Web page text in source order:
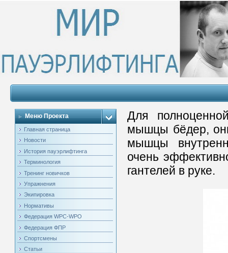
Меню Проекта
Главная страница
Новости
История пауэрлифтинга
Терминология
Тренинг новичков
Упражнения
Экипировка
Нормативы
Федерация WPC-WPO
Федерация ФПР
Спортсмены
Статьи
Для
мышцы бёдер,
мышцы
очень
гантелей в руке.